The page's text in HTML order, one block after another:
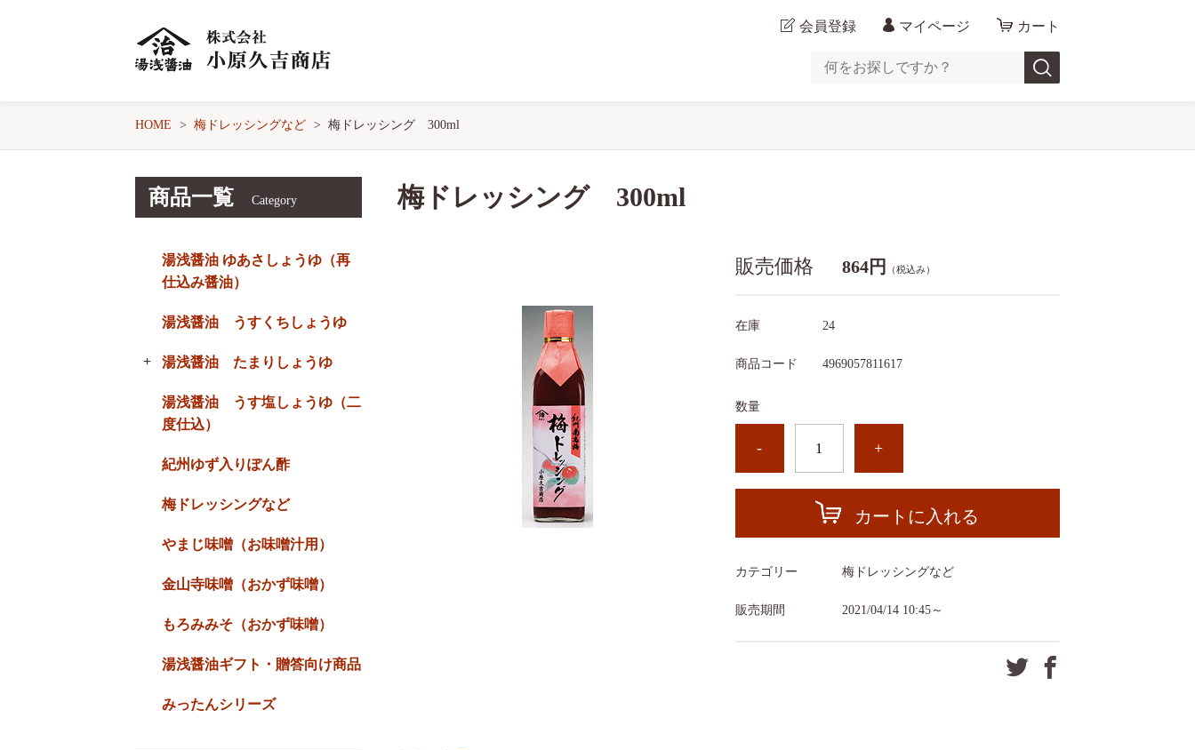
会員登録 マイページ カート
HOME 梅ドレッシングなど 梅ドレッシング 300ml
梅ドレッシング 300ml
販売価格 864円 （税込み）
在庫 24
商品コード 4969057811617
数量
- +
カートに入れる
カテゴリー 梅ドレッシングなど
販売期間 2021/04/14 10:45～
商品一覧 Category
湯浅醤油 ゆあさしょうゆ（再
仕込み醤油）
湯浅醤油 うすくちしょうゆ
湯浅醤油 たまりしょうゆ
湯浅醤油 うす塩しょうゆ（二
度仕込）
紀州ゆず入りぽん酢
梅ドレッシングなど
やまじ味噌（お味噌汁用）
金山寺味噌（おかず味噌）
もろみみそ（おかず味噌）
湯浅醤油ギフト・贈答向け商品
みったんシリーズ